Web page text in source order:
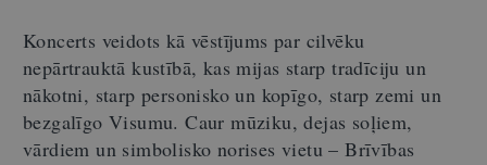
Koncerts veidots kā vēstījums par cilvēku
nepārtrauktā kustībā, kas mijas starp tradīciju un
nākotni, starp personisko un kopīgo, starp zemi un
bezgalīgo Visumu. Caur mūziku, dejas soļiem,
vārdiem un simbolisko norises vietu – Brīvības